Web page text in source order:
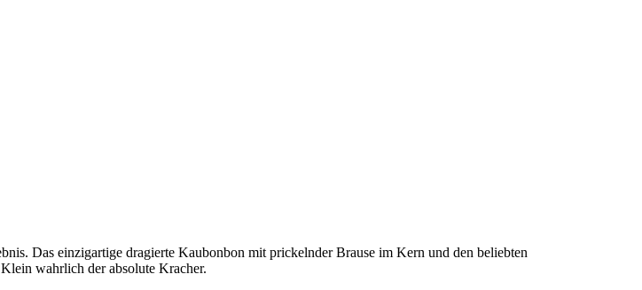
Das einzigartige dragierte Kaubonbon mit prickelnder Brause im Kern und den beliebten
wahrlich der absolute Kracher.